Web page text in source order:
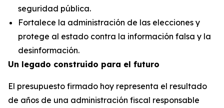
seguridad pública.
Fortalece la administración de las elecciones y
protege al estado contra la información falsa y la
desinformación.
Un legado construido para el futuro
El presupuesto firmado hoy representa el resultado
de años de una administración fiscal responsable